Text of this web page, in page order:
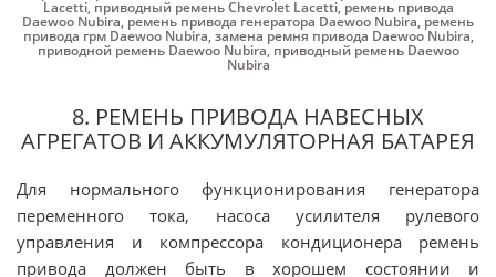
Lacetti, приводный ремень Chevrolet Lacetti,ремень привода
Daewoo Nubira, ремень привода генератора Daewoo Nubira, ремень
привода грм Daewoo Nubira,замена ремня привода Daewoo Nubira,
приводной ремень Daewoo Nubira, приводный ремень Daewoo
Nubira
8. РЕМЕНЬ ПРИВОДА НАВЕСНЫХ
АГРЕГАТОВ И АККУМУЛЯТОРНАЯ БАТАРЕЯ
Для нормального функционирования генератора
переменного тока, насоса усилителя рулевого
управления и компрессора кондиционера ремень
привода должен быть в хорошем состоянии и